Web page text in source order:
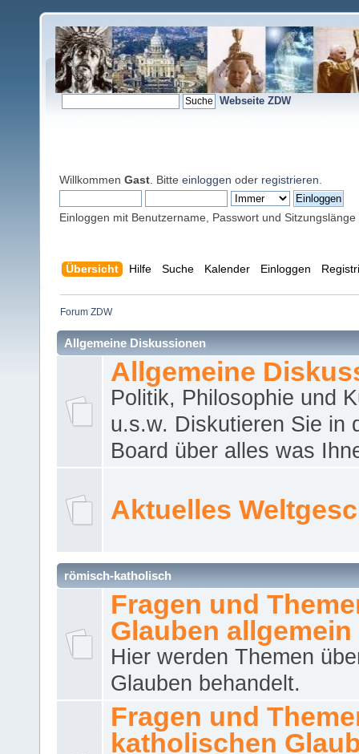
Webseite ZDW
Willkommen Gast . Bitte einloggen oder registrieren
Einloggen mit Benutzername, Passwort und Sitzungslänge
Übersicht Hilfe Suche Kalender Einloggen
Forum ZDW
Allgemeine Diskussionen
Allgemeine
Politik, Philosophie und
u.s.w. Diskutieren Sie in
Board über alles was
Aktuelles
römisch-katholisch
Fragen und
Glauben allgemein
Hier werden Themen
Glauben behandelt.
Fragen und
katholischen